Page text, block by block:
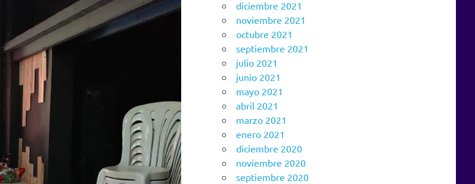
diciembre 2021
noviembre 2021
octubre 2021
septiembre 2021
julio 2021
junio 2021
mayo 2021
abril 2021
marzo 2021
enero 2021
diciembre 2020
noviembre 2020
septiembre 2020